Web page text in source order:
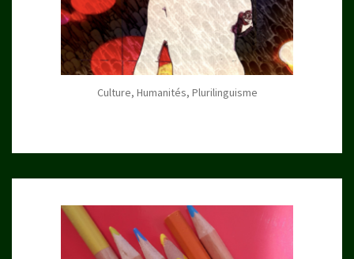
Culture, Humanités, Plurilinguisme